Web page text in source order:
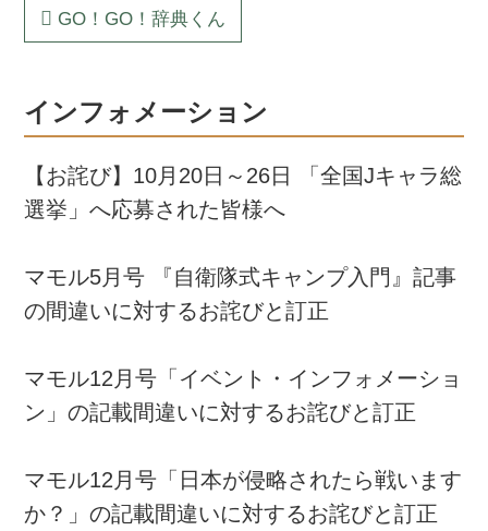
GO！GO！辞典くん
インフォメーション
【お詫び】10月20日～26日 「全国Jキャラ総
選挙」へ応募された皆様へ
マモル5月号 『自衛隊式キャンプ入門』記事
の間違いに対するお詫びと訂正
マモル12月号「イベント・インフォメーショ
ン」の記載間違いに対するお詫びと訂正
マモル12月号「日本が侵略されたら戦います
か？」の記載間違いに対するお詫びと訂正